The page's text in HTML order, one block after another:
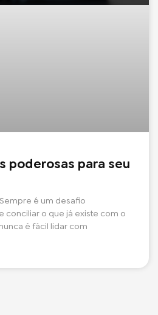
poderosas para seu
é um desafio
conciliar o que já existe com o
é fácil lidar com